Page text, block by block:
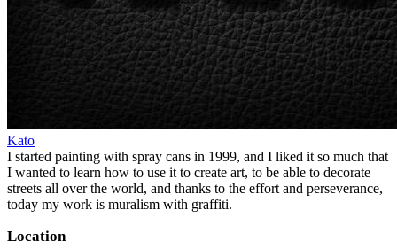
Kato
I started painting with spray cans in 1999, and I liked it so much that
I wanted to learn how to use it to create art, to be able to decorate
streets all over the world, and thanks to the effort and perseverance,
today my work is muralism with graffiti.
Location